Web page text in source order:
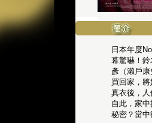
日本年度
幕驚嚇！
彥（瀨戶
買回家，
真衣後，
自此，家
秘密？當